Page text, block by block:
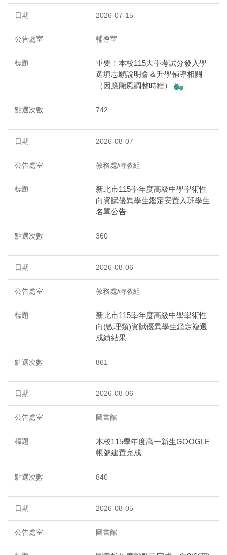
2026-07-15
輔導室
重要！本校115大學考試分發入學
選填志願說明會＆升學輔導相關
（因應颱風調整時程）
742
2026-08-07
教務處/特教組
新北市115學年度高級中學學術性
向資賦優異學生鑑定安置入班學生
名單公告
360
2026-08-06
教務處/特教組
新北市115學年度高級中學學術性
向(數理類)資賦優異學生鑑定複選
成績結果
861
2026-08-06
圖書館
本校115學年度高一新生GOOGLE
帳號建置完成
840
2026-08-05
圖書館